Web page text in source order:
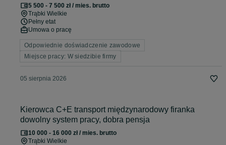
5 500 - 7 500 zł / mies. brutto
Trąbki Wielkie
Pełny etat
Umowa o pracę
Odpowiednie doświadczenie zawodowe
Miejsce pracy: W siedzibie firmy
05 sierpnia 2026
Kierowca C+E transport międzynarodowy firanka
dowolny system pracy, dobra pensja
10 000 - 16 000 zł / mies. brutto
Trąbki Wielkie